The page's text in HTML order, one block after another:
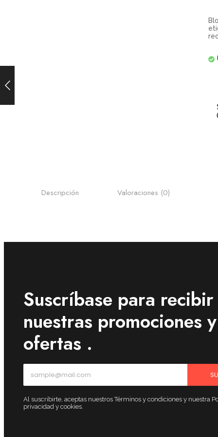
Descripción Valoraciones (0)
Suscríbase para recibir
nuestras promociones y
ofertas .
Al suscribirte, aceptas nuestros Términos y condiciones y nuestra
privacidad y cookies.